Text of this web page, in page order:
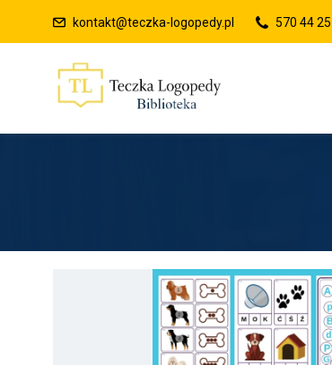
kontakt@teczka-logopedy.pl 570 44
Raty 0% lub płatności